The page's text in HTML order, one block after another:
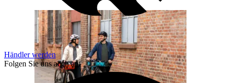
Händler werden
Folgen Sie uns auch auf